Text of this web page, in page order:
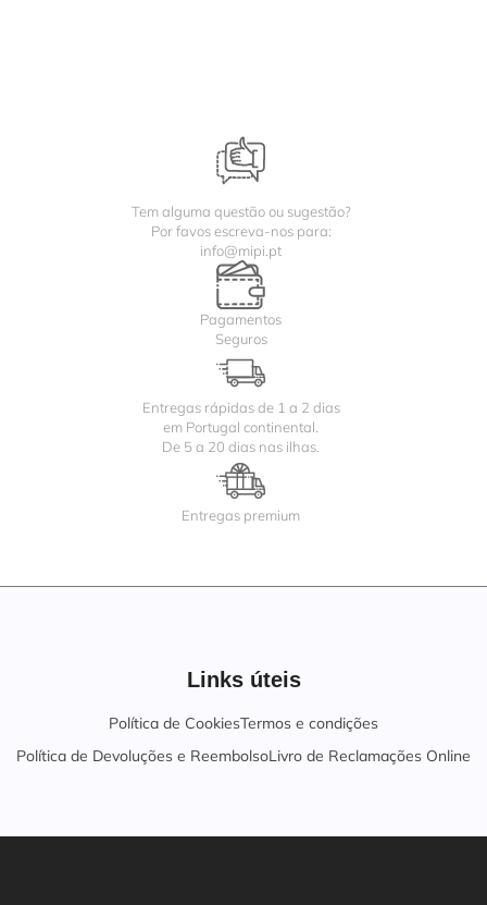
Tem alguma questão ou sugestão?
Por favos escreva-nos para:
info@mipi.pt
Pagamentos
Seguros
Entregas rápidas de 1 a 2 dias
em Portugal continental.
De 5 a 20 dias nas ilhas.
Entregas premium
Links úteis
Política de CookiesTermos e condições
Política de Devoluções e ReembolsoLivro de Reclamações Online